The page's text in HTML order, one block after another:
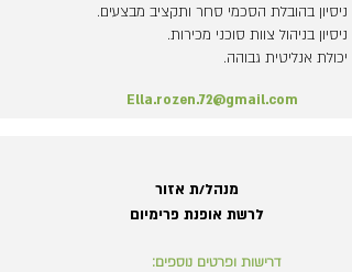
- ניסיון בהובלת הסכמי סחר ותקציב מבצעים.
- ניסיון בניהול צוות סוכני מכירות.
- יכולת אנליטית גבוהה.
Ella.rozen.72@gmail.com
מנהל/ת אזור
לרשת אופנת פרימיום
דרישות ופרטים נוספים: